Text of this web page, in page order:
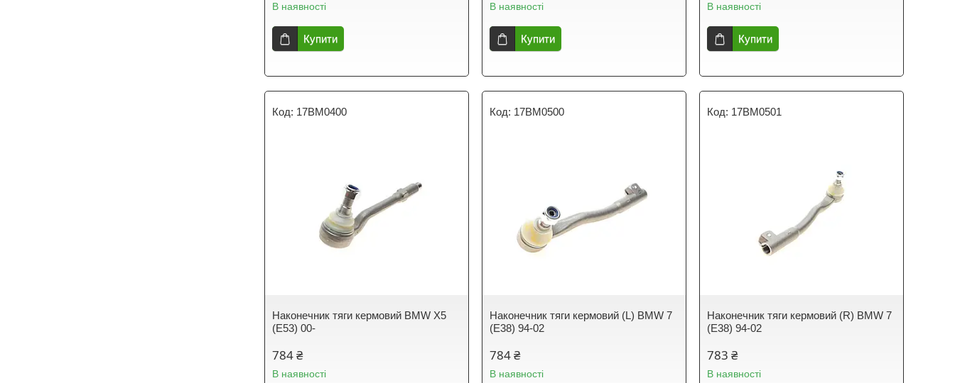
В наявності
Купити
В наявності
Купити
В наявності
Купити
17BM0400
Наконечник тяги кермовий BMW X5
(E53) 00-
784 ₴
В наявності
17BM0500
Наконечник тяги кермовий (L) BMW 7
(E38) 94-02
784 ₴
В наявності
17BM0501
Наконечник тяги кермовий (R) BMW 7
(E38) 94-02
783 ₴
В наявності